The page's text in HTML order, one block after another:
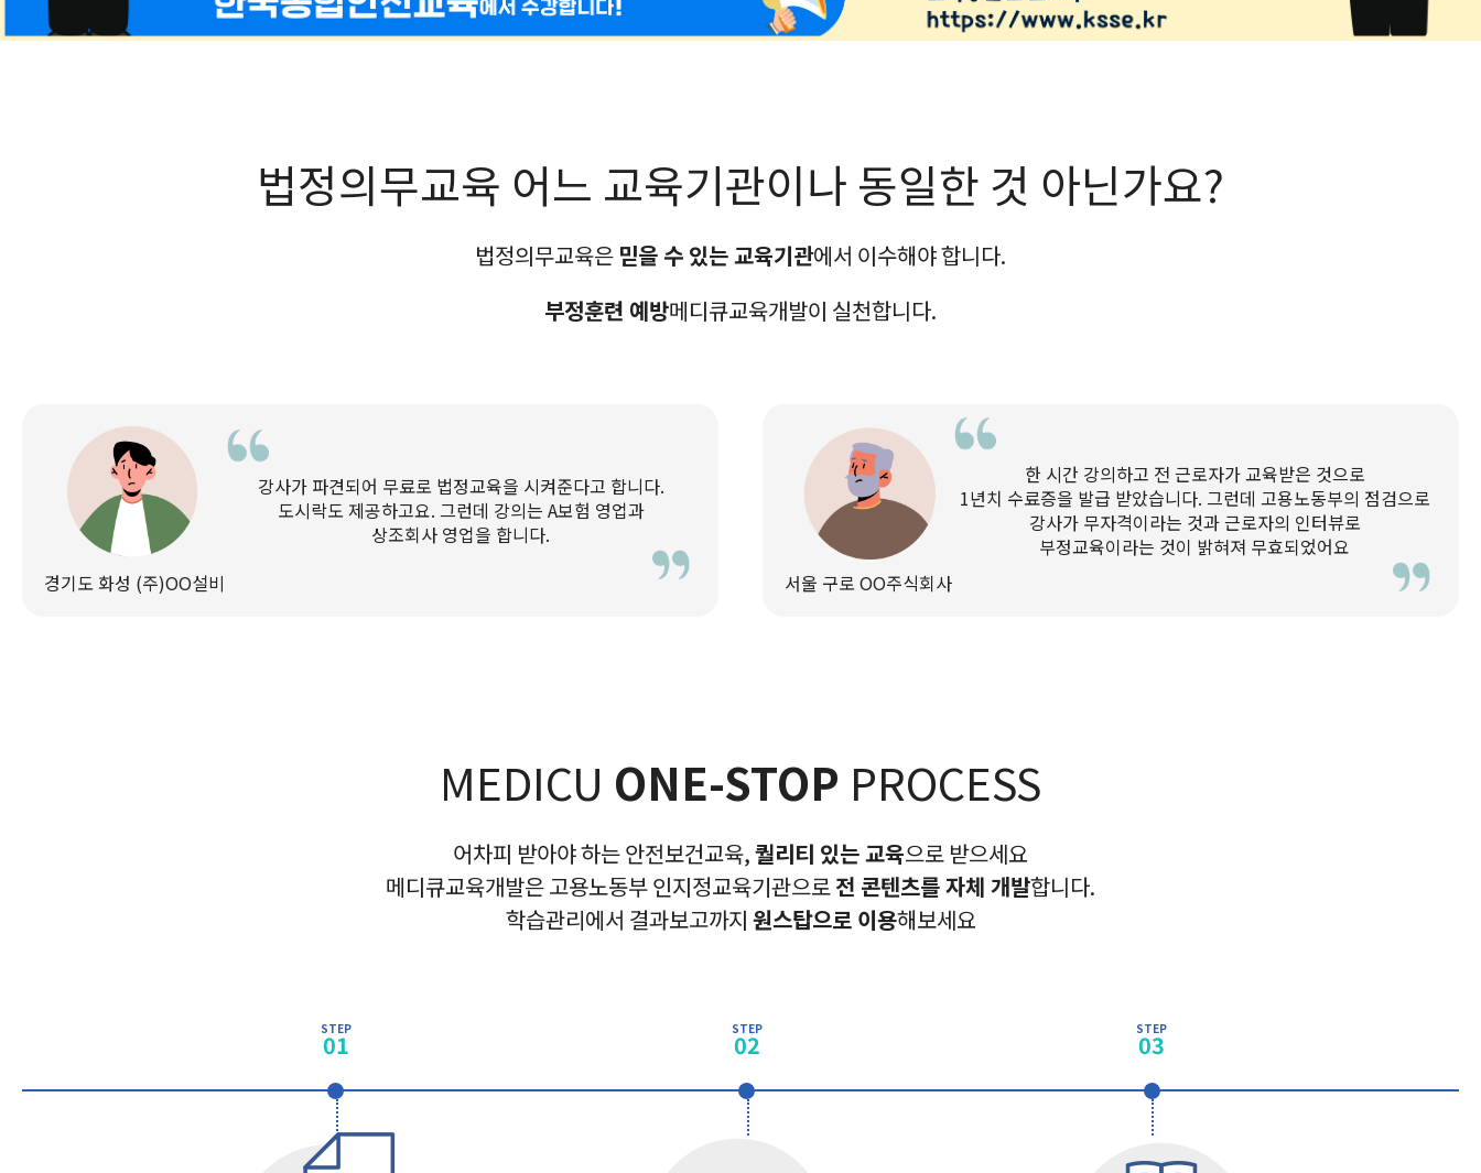
법정의무교육 어느 교육기관이나 동일한 것 아닌가요?
법정의무교육은 믿을 수 있는 교육기관에서 이수해야 합니다.
부정훈련 예방메디큐교육개발이 실천합니다.
경기도 화성 (주)OO설비
강사가 파견되어 무료로 법정교육을 시켜준다고 합니다.
도시락도 제공하고요. 그런데 강의는 A보험 영업과
상조회사 영업을 합니다.
서울 구로 OO주식회사
한 시간 강의하고 전 근로자가 교육받은 것으로
1년치 수료증을 발급 받았습니다. 그런데 고용노동부의 점검으로
강사가 무자격이라는 것과 근로자의 인터뷰로
부정교육이라는 것이 밝혀져 무효되었어요
MEDICU ONE-STOP PROCESS
어차피 받아야 하는 안전보건교육,퀄리티 있는 교육으로 받으세요
메디큐교육개발은 고용노동부 인지정교육기관으로전 콘텐츠를 자체 개발합니다.
학습관리에서 결과보고까지 원스탑으로 이용해보세요
STEP
01
STEP
02
STEP
03